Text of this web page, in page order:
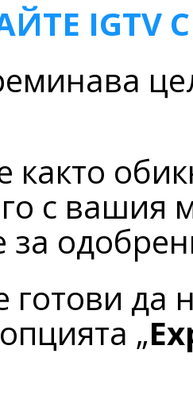
IGTV
както
с вашия
за
готови да
„